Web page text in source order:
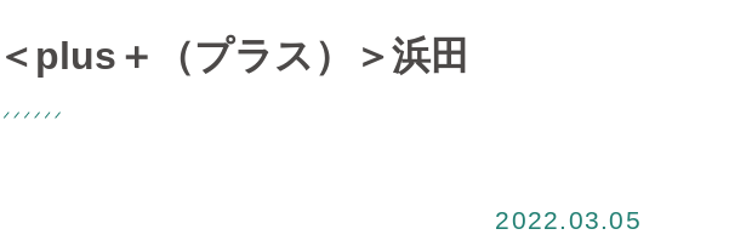
plus＋（プラス）＞浜田
2022.03.05